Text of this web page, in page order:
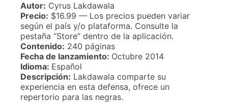
Autor: Cyrus Lakdawala
Precio: $16.99 — Los precios pueden variar
según el país y/o plataforma. Consulte la
pestaña “Store” dentro de la aplicación.
Contenido: 240 páginas
Fecha de lanzamiento: Octubre 2014
Idioma: Español
Descripción: Lakdawala comparte su
experiencia en esta defensa, ofrece un
repertorio para las negras.